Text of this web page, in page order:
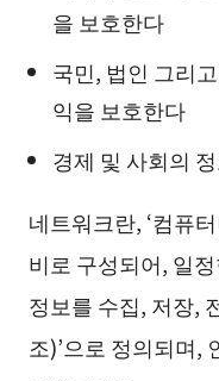
을 보호한다
국민, 법인 그리
익을 보호한다
경제 및 사회의
네트워크란, ‘컴퓨
비로 구성되어, 일
정보를 수집, 저장,
조)’으로 정의되며,